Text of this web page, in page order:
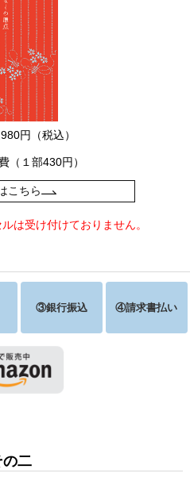
円（税込）
１部430円）
こちら
は受け付けておりません。
③銀行振込 ④請求書払い
二